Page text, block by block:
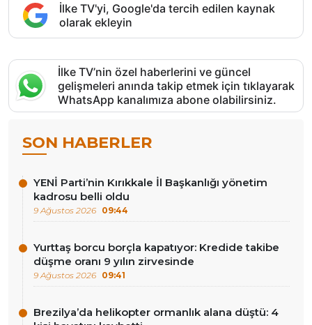
İlke TV'yi, Google'da tercih edilen kaynak
olarak ekleyin
İlke TV’nin özel haberlerini ve güncel
gelişmeleri anında takip etmek için tıklayarak
WhatsApp kanalımıza abone olabilirsiniz.
SON HABERLER
YENİ Parti’nin Kırıkkale İl Başkanlığı yönetim
kadrosu belli oldu
9 Ağustos 2026 09:44
Yurttaş borcu borçla kapatıyor: Kredide takibe
düşme oranı 9 yılın zirvesinde
9 Ağustos 2026 09:41
Brezilya’da helikopter ormanlık alana düştü: 4